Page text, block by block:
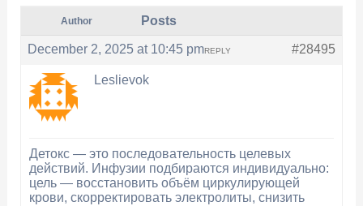
Author Posts
December 2, 2025 at 10:45 pm #28495
REPLY
Leslievok
Детокс — это последовательность целевых
действий. Инфузии подбираются индивидуально:
цель — восстановить объём циркулирующей
крови, скорректировать электролиты, снизить